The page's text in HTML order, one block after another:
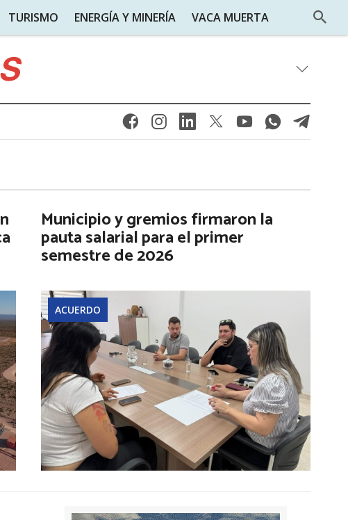
TURISMO ENERGÍA Y MINERÍA VACA MUERTA
Municipio y gremios firmaron la
pauta salarial para el primer
semestre de 2026
ACUERDO